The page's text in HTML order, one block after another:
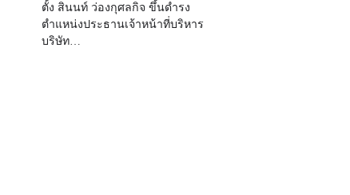
ตั้ง สินนท์ ว่องกุศลกิจ ขึ้นดำรง
ตำแหน่งประธานเจ้าหน้าที่บริหาร
บริษัท…